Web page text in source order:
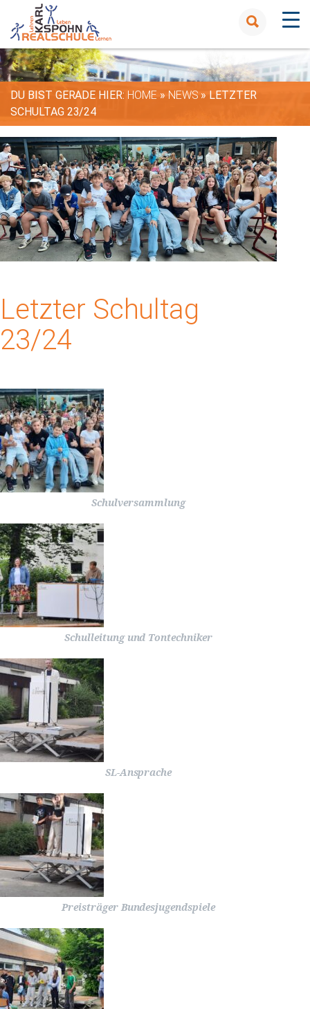
DU BIST GERADE HIER: HOME » NEWS » LETZTER
SCHULTAG 23/24
Letzter Schultag
23/24
Schulversammlung
Schulleitung und Tontechniker
SL-Ansprache
Preisträger Bundesjugendspiele